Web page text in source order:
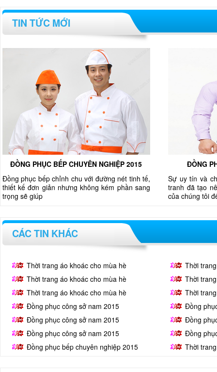
TIN TỨC MỚI
ĐỒNG PHỤC BẾP CHUYÊN NGHIỆP 2015
Đồng phục bếp chỉnh chu với đường nét tinh tế,
thiết kế đơn giản nhưng không kém phần sang
trọng sẽ giúp
ĐỒNG
Sự uy tín và
tranh đã tạo
của chúng tôi
CÁC TIN KHÁC
Thời trang áo khoác cho mùa hè
Thời
Thời trang áo khoác cho mùa hè
Thời
Thời trang áo khoác cho mùa hè
Thời
Đồng phục công sở nam 2015
Đồng
Đồng phục công sở nam 2015
Đồng
Đồng phục công sở nam 2015
Đồng
Đồng phục bếp chuyên nghiệp 2015
Thời